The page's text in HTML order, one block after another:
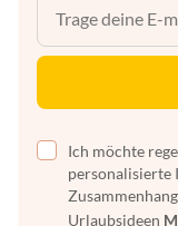
Ich möchte
personalisierte
Urlaubsideen